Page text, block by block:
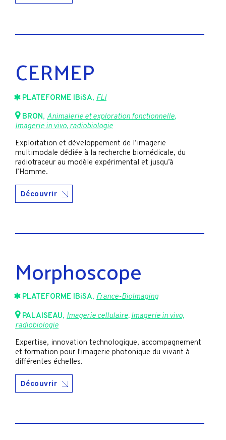
CERMEP
PLATEFORME IBiSA, FLI
BRON, Animalerie et exploration fonctionnelle,
Imagerie in vivo, radiobiologie
Exploitation et développement de l’imagerie
multimodale dédiée à la recherche biomédicale, du
radiotraceur au modèle expérimental et jusqu’à
l’Homme.
Découvrir
Morphoscope
PLATEFORME IBiSA, France-BioImaging
PALAISEAU, Imagerie cellulaire, Imagerie in vivo,
radiobiologie
Expertise, innovation technologique, accompagnement
et formation pour l'imagerie photonique du vivant à
différentes échelles.
Découvrir